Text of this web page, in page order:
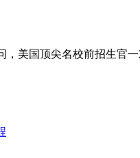
美国顶尖名校前招生官